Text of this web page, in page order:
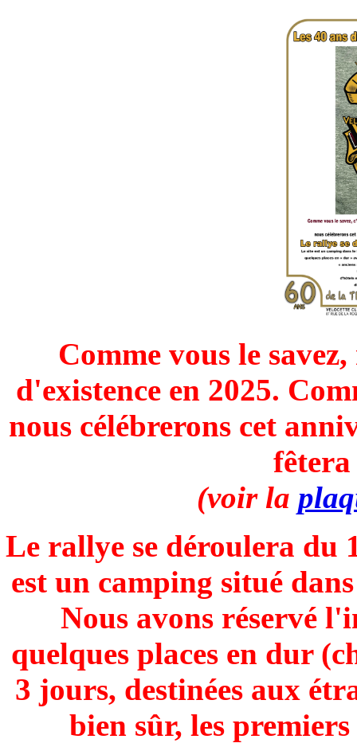
Comme vous le
d'existence en 2025.
nous célébrerons cet
fêtera
(voir la
Le rallye se déroulera du
est un camping situé
Nous avons réservé
quelques places en dur
3 jours, destinées aux
bien sûr, les